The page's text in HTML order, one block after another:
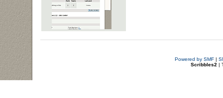
Powered by SMF|
Scribbles2 |